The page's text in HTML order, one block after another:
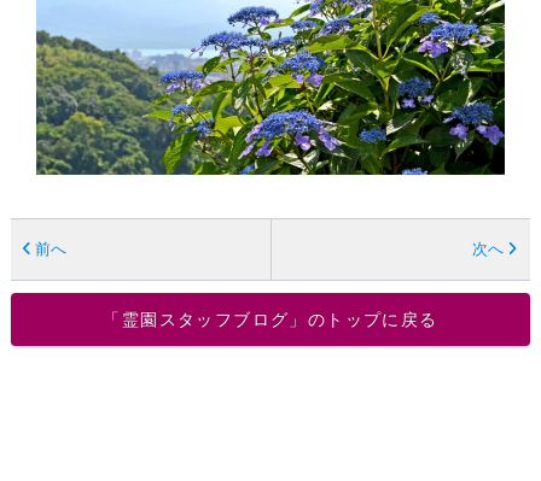
前へ 次へ
「霊園スタッフブログ」のトップに戻る